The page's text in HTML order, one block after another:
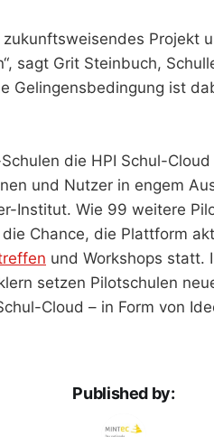
zukunftsweisendes Projekt
sagt Grit Steinbuch,
Gelingensbedingung ist
die HPI Schul-
und Nutzer in engem
Institut. Wie 99 weitere
Chance, die Plattform
und Workshops statt.
setzen Pilotschulen
Cloud – in Form von
Published by: